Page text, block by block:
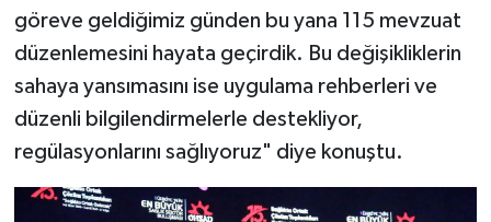
göreve geldiğimiz günden bu yana 115 mevzuat
düzenlemesini hayata geçirdik. Bu değişikliklerin
sahaya yansımasını ise uygulama rehberleri ve
düzenli bilgilendirmelerle destekliyor,
regülasyonlarını sağlıyoruz" diye konuştu.